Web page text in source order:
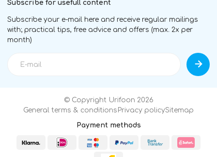
Subscribe for usefull content
Subscribe your e-mail here and receive regular mailings
with; practical tips, free advice and offers (max. 2x per
month)
© Copyright Urifoon 2026
General terms & conditions Privacy policySitemap
Payment methods